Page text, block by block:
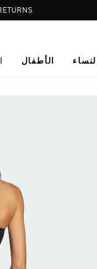
النساء الأطفال